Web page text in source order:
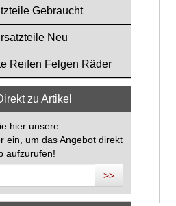
Gebraucht
Neu
Reifen Felgen Räder
zu Artikel
hier unsere
ein, um das Angebot direkt
aufzurufen!
>>